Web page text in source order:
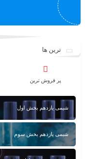
ترین ها
پر فروش ترین
شیمی یازدهم بخش اول
شیمی یازدهم بخش سوم